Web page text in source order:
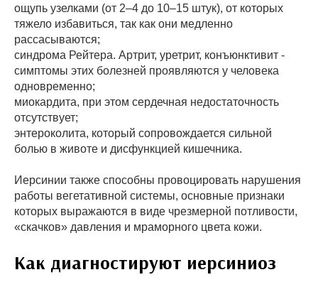
ощупь узелками (от 2–4 до 10–15 штук), от которых
тяжело избавиться, так как они медленно
рассасываются;
синдрома Рейтера. Артрит, уретрит, конъюнктивит -
симптомы этих болезней проявляются у человека
одновременно;
миокардита, при этом сердечная недостаточность
отсутствует;
энтероколита, который сопровождается сильной
болью в животе и дисфункцией кишечника.
Иерсинии также способны провоцировать нарушения
работы вегетативной системы, основные признаки
которых выражаются в виде чрезмерной потливости,
«скачков» давления и мраморного цвета кожи.
Как диагностируют иерсиниоз